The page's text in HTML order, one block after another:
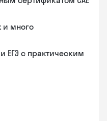
и много
ЕГЭ с практическим